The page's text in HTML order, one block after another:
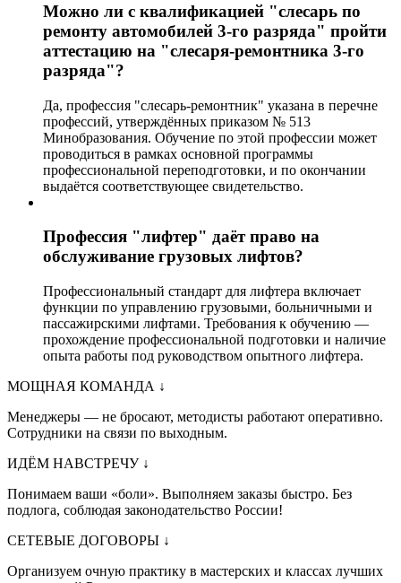
Можно ли с квалификацией "слесарь по
ремонту автомобилей 3-го разряда" пройти
аттестацию на "слесаря-ремонтника 3-го
разряда"?
Да, профессия "слесарь-ремонтник" указана в перечне
профессий, утверждённых приказом № 513
Минобразования. Обучение по этой профессии может
проводиться в рамках основной программы
профессиональной переподготовки, и по окончании
выдаётся соответствующее свидетельство.
Профессия "лифтер" даёт право на
обслуживание грузовых лифтов?
Профессиональный стандарт для лифтера включает
функции по управлению грузовыми, больничными и
пассажирскими лифтами. Требования к обучению —
прохождение профессиональной подготовки и наличие
опыта работы под руководством опытного лифтера.
МОЩНАЯ КОМАНДА ↓
Менеджеры — не бросают, методисты работают оперативно.
Сотрудники на связи по выходным.
ИДЁМ НАВСТРЕЧУ ↓
Понимаем ваши «боли». Выполняем заказы быстро. Без
подлога, соблюдая законодательство России!
СЕТЕВЫЕ ДОГОВОРЫ ↓
Организуем очную практику в мастерских и классах лучших